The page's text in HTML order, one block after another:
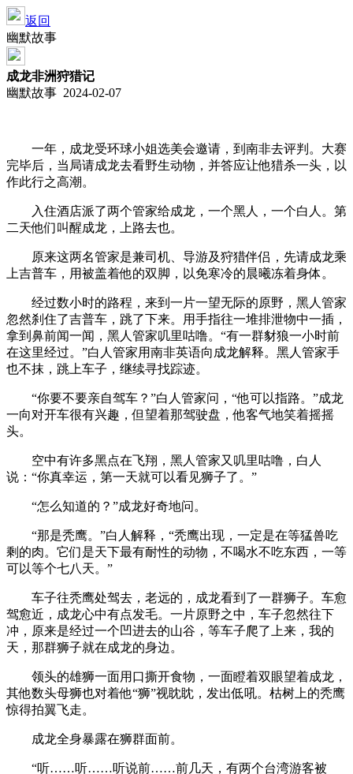
返回
幽默故事
成龙非洲狩猎记
幽默故事 2024-02-07
一年，成龙受环球小姐选美会邀请，到南非去评判。大赛
完毕后，当局请成龙去看野生动物，并答应让他猎杀一头，以
作此行之高潮。
入住酒店派了两个管家给成龙，一个黑人，一个白人。第
二天他们叫醒成龙，上路去也。
原来这两名管家是兼司机、导游及狩猎伴侣，先请成龙乘
上吉普车，用被盖着他的双脚，以免寒冷的晨曦冻着身体。
经过数小时的路程，来到一片一望无际的原野，黑人管家
忽然刹住了吉普车，跳了下来。用手指往一堆排泄物中一插，
拿到鼻前闻一闻，黑人管家叽里咕噜。“有一群豺狼一小时前
在这里经过。”白人管家用南非英语向成龙解释。黑人管家手
也不抹，跳上车子，继续寻找踪迹。
“你要不要亲自驾车？”白人管家问，“他可以指路。”成龙
一向对开车很有兴趣，但望着那驾驶盘，他客气地笑着摇摇
头。
空中有许多黑点在飞翔，黑人管家又叽里咕噜，白人
说：“你真幸运，第一天就可以看见狮子了。”
“怎么知道的？”成龙好奇地问。
“那是秃鹰。”白人解释，“秃鹰出现，一定是在等猛兽吃
剩的肉。它们是天下最有耐性的动物，不喝水不吃东西，一等
可以等个七八天。”
车子往秃鹰处驾去，老远的，成龙看到了一群狮子。车愈
驾愈近，成龙心中有点发毛。一片原野之中，车子忽然往下
冲，原来是经过一个凹进去的山谷，等车子爬了上来，我的
天，那群狮子就在成龙的身边。
领头的雄狮一面用口撕开食物，一面瞪着双眼望着成龙，
其他数头母狮也对着他“狮”视眈眈，发出低吼。枯树上的秃鹰
惊得拍翼飞走。
成龙全身暴露在狮群面前。
“听……听……听说前……前几天，有两个台湾游客被